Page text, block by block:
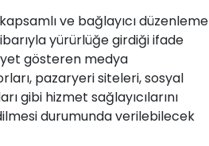
ve bağlayıcı düzenleme
yürürlüğe girdiği ifade
gösteren medya
pazaryeri siteleri, sosyal
gibi hizmet sağlayıcılarını
durumunda verilebilecek